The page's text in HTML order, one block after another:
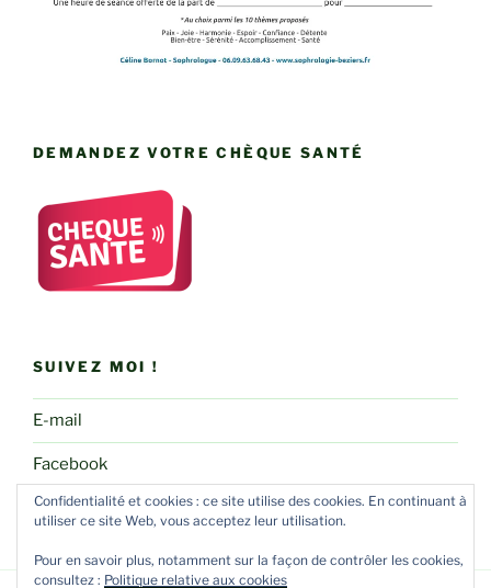
DEMANDEZ VOTRE CHÈQUE SANTÉ
SUIVEZ MOI !
E-mail
Facebook
Confidentialité et cookies : ce site utilise des cookies. En continuant à
utiliser ce site Web, vous acceptez leur utilisation.
Pour en savoir plus, notamment sur la façon de contrôler les cookies,
consultez : Politique relative aux cookies